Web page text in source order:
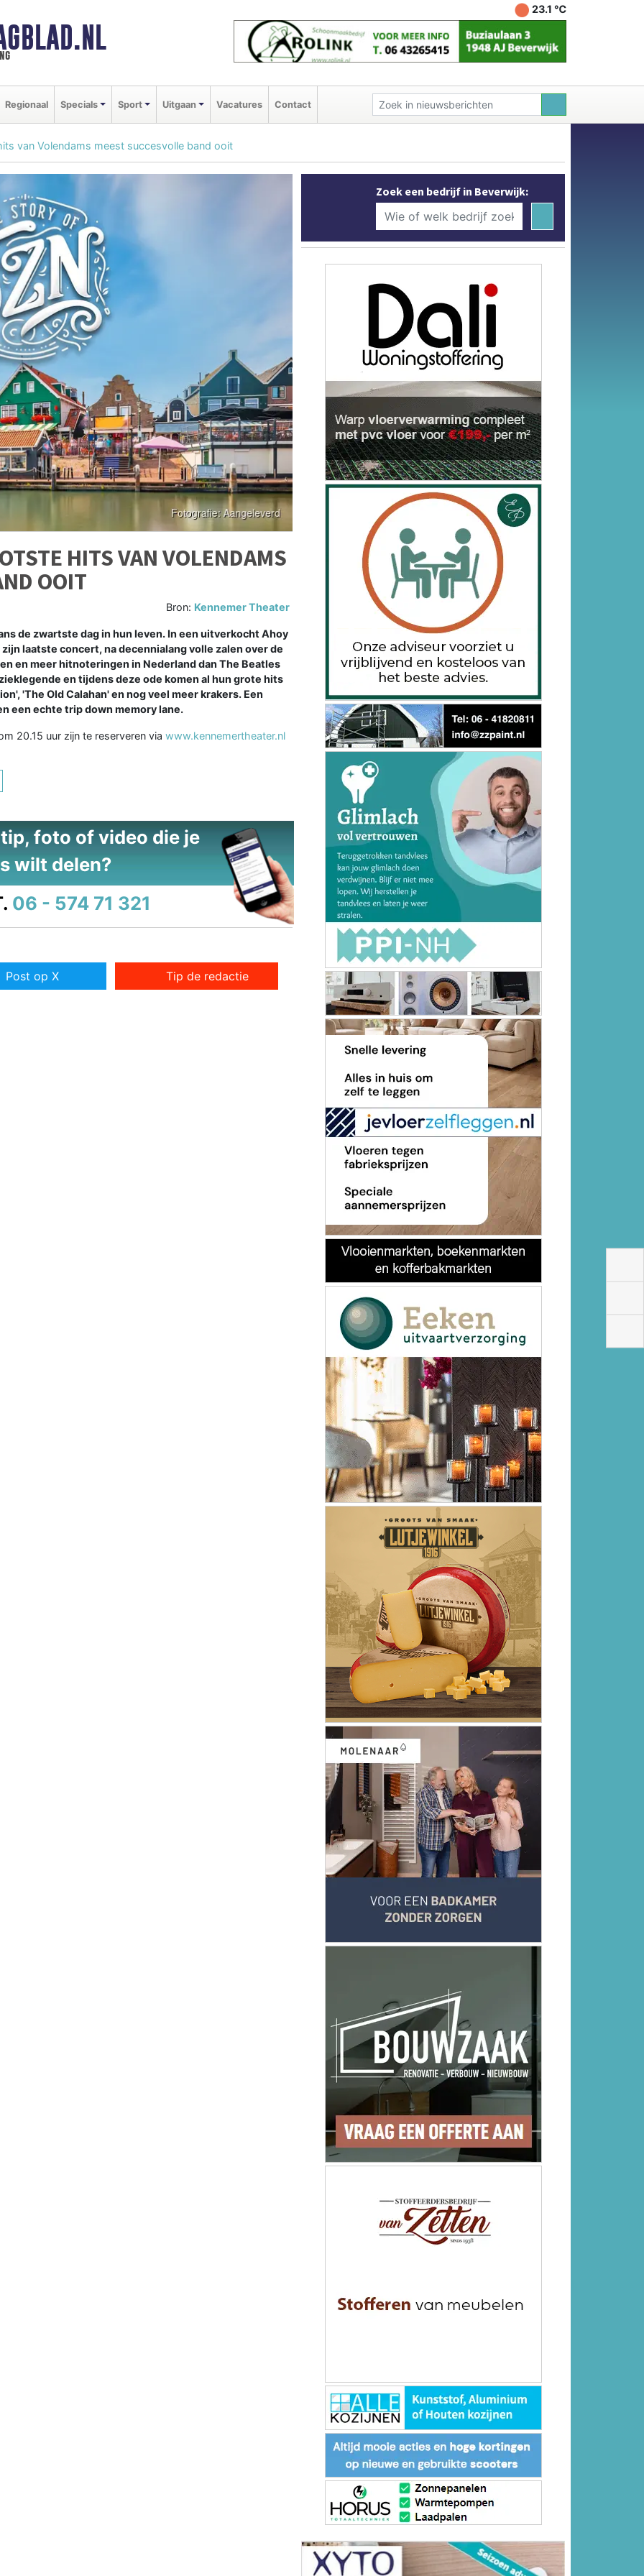
23.1 ℃
Regionaal Specials Sport Uitgaan Vacatures Contact
van Volendams meest succesvolle band ooit
HITS VAN VOLENDAMS
OOIT
Bron: Kennemer Theater
de zwartste dag in hun leven. In een uitverkocht Ahoy
laatste concert, na decennialang volle zalen over de
en meer hitnoteringen in Nederland dan The Beatles
en tijdens deze ode komen al hun grote hits
'The Old Calahan' en nog veel meer krakers. Een
een echte trip down memory lane.
20.15 uur zijn te reserveren via www.kennemertheater.nl
foto of video die je
wilt delen?
06 - 574 71 321
Post op X Tip de redactie
Zoek een bedrijf in Beverwijk: